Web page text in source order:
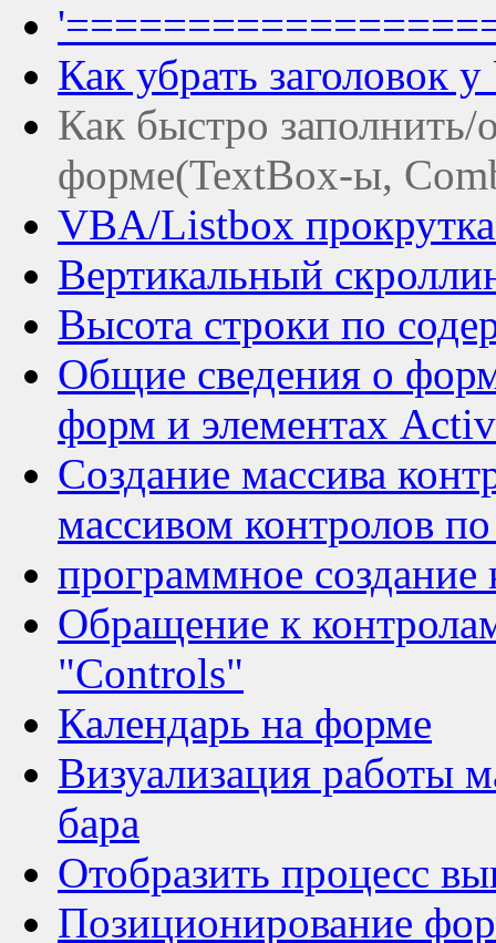
Как убрать заголовок
Как быстро заполнить/
форме(TextBox-ы,
VBA/Listbox
Вертикальный
Высота строки по
Общие сведения о
форм и элементах
Создание массива
массивом контролов
программное создание
Обращение к
"Controls"
Календарь на форме
Визуализация работы
бара
Отобразить процесс
Позиционирование